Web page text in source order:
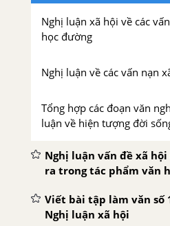
Nghị luận xã hội về các
học đường
Nghị luận về các vấn nạn
Tổng hợp các đoạn văn
luận về hiện tượng đời
Nghị luận vấn đề xã
ra trong tác phẩm văn
Viết bài tập làm văn số
Nghị luận xã hội